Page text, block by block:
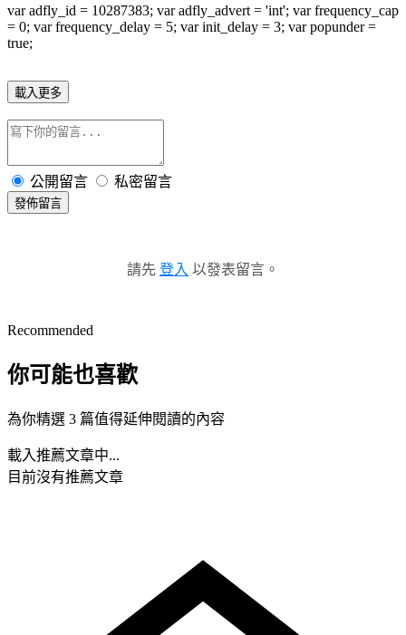
var adfly_id = 10287383; var adfly_advert = 'int'; var frequency_cap
= 0; var frequency_delay = 5; var init_delay = 3; var popunder =
true;
載入更多
公開留言 私密留言
發佈留言
請先 登入 以發表留言。
Recommended
你可能也喜歡
為你精選 3 篇值得延伸閱讀的內容
載入推薦文章中...
目前沒有推薦文章